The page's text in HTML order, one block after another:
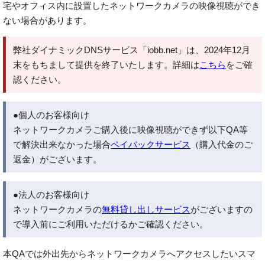
宅やオフィス内に設置したネットワークカメラの映像視聴ができ
ない場合があります。
弊社ダイナミックDNSサービス「iobb.net」は、2024年12月
末をもちまして提供を終了いたします。詳細はこちら をご確
認ください。
●個人のお客様向け
ネットワークカメラご購入後に映像視聴ができず以下QA等
で解決出来なかった場合ペイバックサービス
（購入代金のご
返金）がございます。
●法人のお客様向け
ネットワークカメラの無料貸し出しサービスがございますの
で導入前にご利用いただけるかご確認ください。
本QAでは外出先からネットワークカメラへアクセスしたいスマ